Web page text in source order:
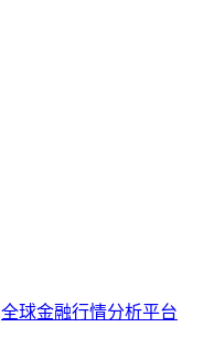
球金融行情分析平台